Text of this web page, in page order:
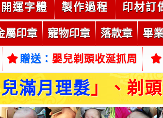
開運字體 製作過程 印材訂
屬印章 寵物印章 落款章 畢
贈送： 嬰兒剃頭收涎抓周
滿月理髮」、剃